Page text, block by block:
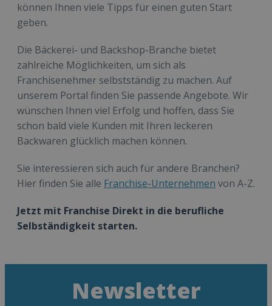
können Ihnen viele Tipps für einen guten Start
geben.
Die Bäckerei- und Backshop-Branche bietet
zahlreiche Möglichkeiten, um sich als
Franchisenehmer selbstständig zu machen. Auf
unserem Portal finden Sie passende Angebote. Wir
wünschen Ihnen viel Erfolg und hoffen, dass Sie
schon bald viele Kunden mit Ihren leckeren
Backwaren glücklich machen können.
Sie interessieren sich auch für andere Branchen?
Hier finden Sie alle Franchise-Unternehmen von A-Z.
Jetzt mit Franchise Direkt in die berufliche
Selbständigkeit starten.
Newsletter